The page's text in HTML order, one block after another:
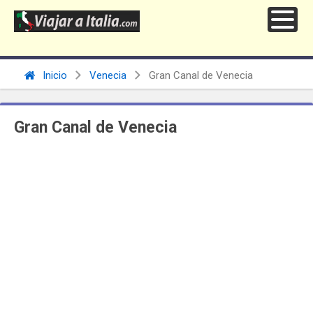
Inicio Venecia Gran Canal de Venecia
Gran Canal de Venecia